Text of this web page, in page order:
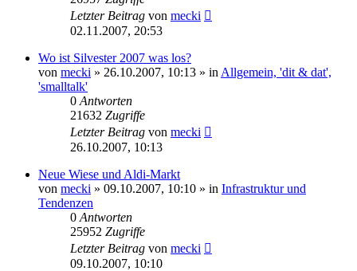
Letzter Beitrag von mecki
02.11.2007, 20:53
Wo ist Silvester 2007 was los?
von mecki » 26.10.2007, 10:13 » in Allgemein, 'dit & dat',
'smalltalk'
0 Antworten
21632 Zugriffe
Letzter Beitrag von mecki
26.10.2007, 10:13
Neue Wiese und Aldi-Markt
von mecki » 09.10.2007, 10:10 » in Infrastruktur und
Tendenzen
0 Antworten
25952 Zugriffe
Letzter Beitrag von mecki
09.10.2007, 10:10